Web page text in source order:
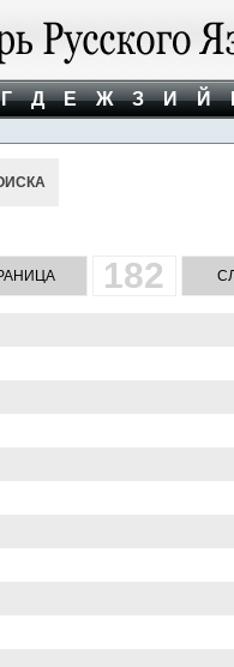
Д Е Ж З И Й
182